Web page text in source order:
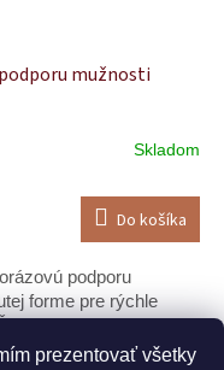
prezentovať všetky
mužnosti
Skladom
Do košíka
podporu
forme pre rýchle